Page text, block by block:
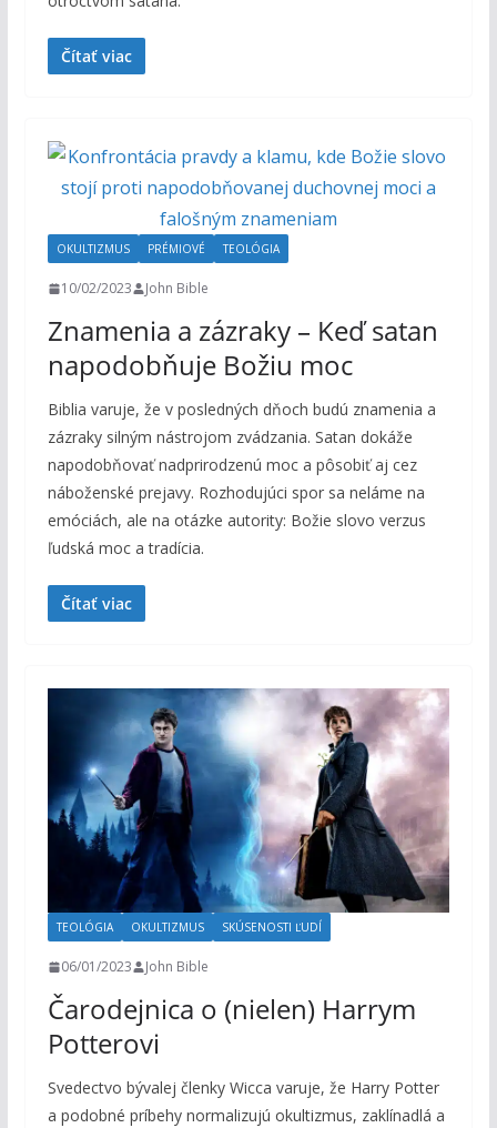
Čítať viac
OKULTIZMUS PRÉMIOVÉ TEOLÓGIA
10/02/2023 John Bible
Znamenia a zázraky – Keď satan
napodobňuje Božiu moc
Biblia varuje, že v posledných dňoch budú znamenia a
zázraky silným nástrojom zvádzania. Satan dokáže
napodobňovať nadprirodzenú moc a pôsobiť aj cez
náboženské prejavy. Rozhodujúci spor sa neláme na
emóciách, ale na otázke autority: Božie slovo verzus
ľudská moc a tradícia.
Čítať viac
TEOLÓGIA OKULTIZMUS SKÚSENOSTI ĽUDÍ
06/01/2023 John Bible
Čarodejnica o (nielen) Harrym
Potterovi
Svedectvo bývalej členky Wicca varuje, že Harry Potter
a podobné príbehy normalizujú okultizmus, zaklínadlá a